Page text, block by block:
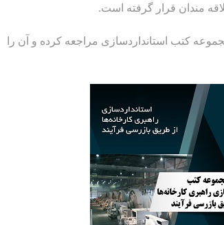
مندان قرار گرفته است.
کتب استانداردسازی مراجعه کرده و آن را